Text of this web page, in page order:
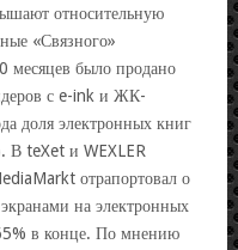
относительную
«Связного»
месяцев было продано
с e-ink и ЖК-
доля электронных книг
В teXet и WEXLER
отрапортовал о
на электронных
в конце. По мнению